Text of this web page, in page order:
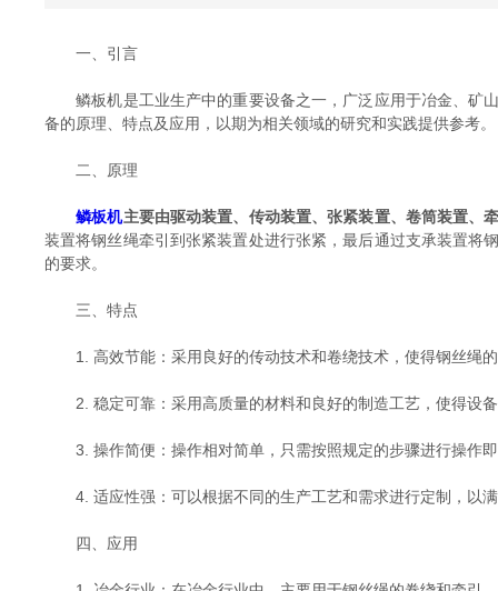
一、引言
鳞板机是工业生产中的重要设备之一，广泛应用于冶金、矿山
备的原理、特点及应用，以期为相关领域的研究和实践提供参考。
二、原理
鳞板机主要由驱动装置、传动装置、张紧装置、卷筒装置、
装置将钢丝绳牵引到张紧装置处进行张紧，最后通过支承装置将
的要求。
三、特点
1. 高效节能：采用良好的传动技术和卷绕技术，使得钢丝绳的
2. 稳定可靠：采用高质量的材料和良好的制造工艺，使得设备
3. 操作简便：操作相对简单，只需按照规定的步骤进行操作
4. 适应性强：可以根据不同的生产工艺和需求进行定制，以满
四、应用